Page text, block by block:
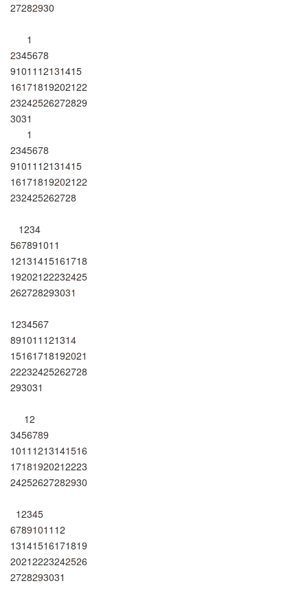
27282930
1
2345678
91011 12131415
16171819202122
23242526272829
3031
1
2345678
91011 12131415
16171819202122
232425262728
1234
567891011
12131415161718
19202122232425
262728293031
1234567
891011 121314
15161718192021
22232425262728
293031
12
3456789
1011 1213141516
17181920212223
24252627282930
12345
67891011 12
13141516171819
20212223242526
2728293031